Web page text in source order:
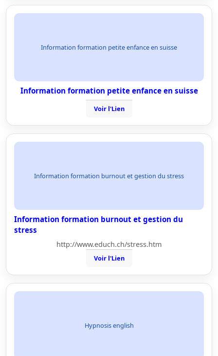
Information formation petite enfance en suisse
Information formation petite enfance en suisse
Voir l'Lien
Information formation burnout et gestion du stress
Information formation burnout et gestion du
stress
http://www.educh.ch/stress.htm
Voir l'Lien
Hypnosis english